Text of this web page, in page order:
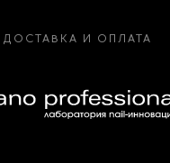
ДОСТАВКА И ОПЛАТА